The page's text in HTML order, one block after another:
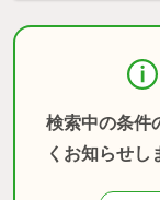
検索中の条件
くお知らせし